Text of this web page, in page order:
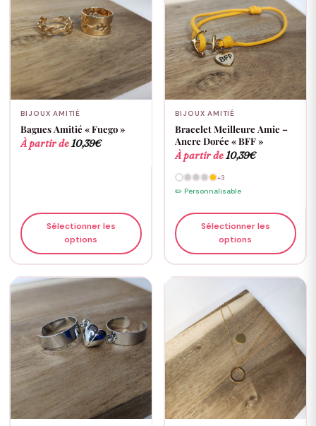
BIJOUX AMITIÉ
Bagues Amitié « Fuego »
À partir de10,39€
Sélectionner les
options
BIJOUX AMITIÉ
Bracelet Meilleure Amie –
Ancre Dorée « BFF »
À partir de10,39€
+3
✏️ Personnalisable
Sélectionner les
options